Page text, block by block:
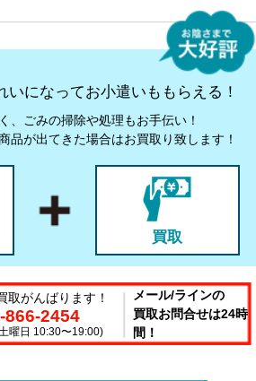
いになってお小遣いももらえる！
、ごみの掃除や処理もお手伝い！
品が出てきた場合はお買取り致します！
買取
取がんばります！
866-2454
曜日 10:30〜19:00)
メール/ラインの
買取お問合せは24時
間！